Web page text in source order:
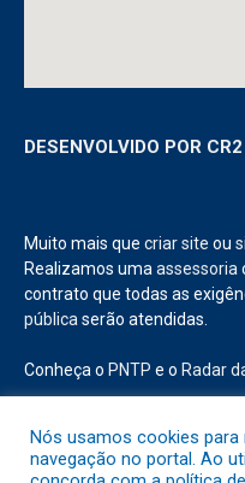
DESENVOLVIDO POR CR2
Muito mais que criar site ou
Realizamos uma assessoria
contrato que todas as
pública serão atendidas.
Conheça o PNTP e o Radar
Nós usamos cookies para
navegação no portal. Ao